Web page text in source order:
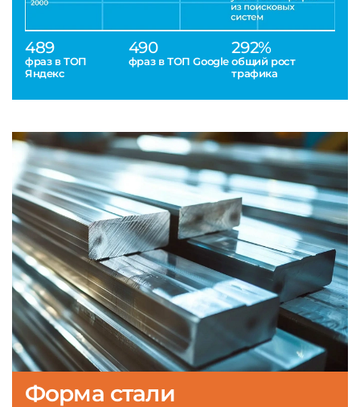
489
фраз в ТОП
Яндекс
490
фраз в ТОП Google
292%
общий рост
трафика
Форма стали